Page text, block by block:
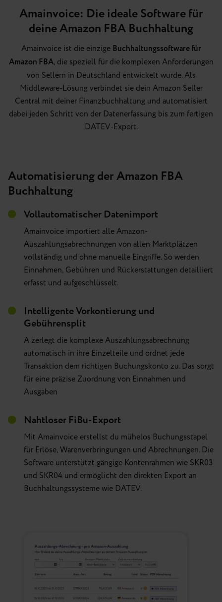
Amainvoice: Die ideale Software für
deine Amazon FBA Buchhaltung
Amainvoice ist die einzige Buchhaltungssoftware für
Amazon FBA, die speziell für die komplexen Anforderungen
von Sellern in Deutschland entwickelt wurde. Als
Middleware-Lösung verbindet sie dein Amazon Seller
Central mit deiner Finanzbuchhaltung und automatisiert
dabei jeden Schritt von der Datenerfassung bis zum fertigen
DATEV-Export.
Automatisierung der Amazon FBA
Buchhaltung
Vollautomatischer Datenimport
Amainvoice importiert alle Amazon-
Auszahlungsabrechnungen von allen Marktplätzen
vollständig und ohne manuelle Eingriffe. So werden
Einnahmen, Gebühren und Rückerstattungen detailliert
erfasst und aufgeschlüsselt.
Intelligente Vorkontierung und
Gebührensplit
A zerlegt die komplexe Auszahlungsabrechnung
automatisch in ihre Einzelteile und ordnet jede
Transaktion dem richtigen Buchungskonto zu. Das sorgt
für eine präzise Zuordnung von Einnahmen und
Ausgaben
Nahtloser FiBu-Export
Mit Amainvoice erstellst du mühelos Buchungsstapel
für Erlöse, Warenverbringungen und Abrechnungen. Die
Software unterstützt gängige Kontenrahmen wie SKR03
und SKR04 und ermöglicht den direkten Export an
Buchhaltungssysteme wie DATEV.